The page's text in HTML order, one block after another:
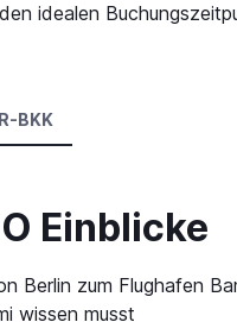
idealen
BKK
Einblicke
Berlin zum Flughafen
wissen musst